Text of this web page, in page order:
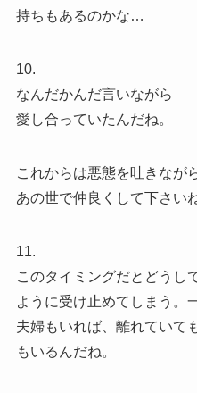
持ちもあるのかな…
10.
なんだかんだ言いながら
愛し合っていたんだね。
これからは悪態を吐きなが
あの世で仲良くして下さいね
11.
このタイミングだとどうし
ように受け止めてしまう。
夫婦もいれば、離れていて
もいるんだね。